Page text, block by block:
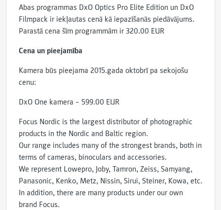
Abas programmas DxO Optics Pro Elite Edition un DxO
Filmpack ir iekļautas cenā kā iepazīšanās piedāvājums.
Parastā cena šīm programmām ir 320.00 EUR
Cena un pieejamība
Kamera būs pieejama 2015.gada oktobrī pa sekojošu
cenu:
DxO One kamera – 599.00 EUR
Focus Nordic is the largest distributor of photographic
products in the Nordic and Baltic region.
Our range includes many of the strongest brands, both in
terms of cameras, binoculars and accessories.
We represent Lowepro, Joby, Tamron, Zeiss, Samyang,
Panasonic, Kenko, Metz, Nissin, Sirui, Steiner, Kowa, etc.
In addition, there are many products under our own
brand Focus.